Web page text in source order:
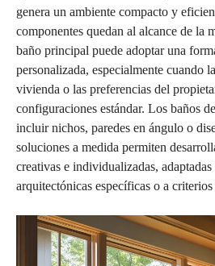
genera un ambiente compacto y
componentes quedan al alcance de la
baño principal puede adoptar una
personalizada, especialmente cuando
vivienda o las preferencias del
configuraciones estándar. Los baños
incluir nichos, paredes en ángulo o
soluciones a medida permiten
creativas e individualizadas, adaptadas
arquitectónicas específicas o a